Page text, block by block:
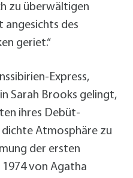
zu überwältigen
angesichts des
geriet.“
Express,
Sarah Brooks gelingt,
ihres Debüt-
dichte Atmosphäre zu
der ersten
von Agatha